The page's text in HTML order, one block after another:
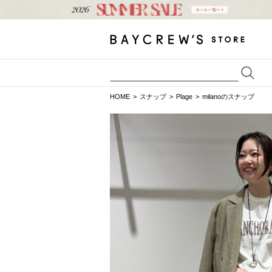
HOME スナップ Plage milanoのスナップ